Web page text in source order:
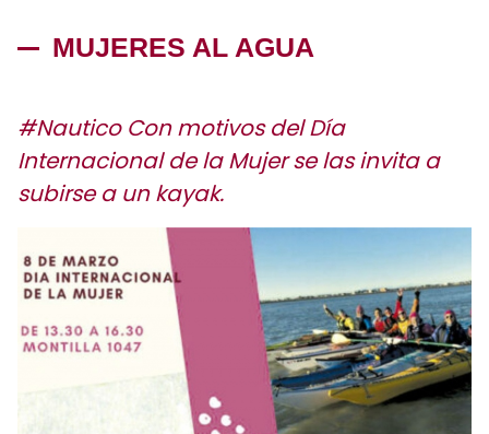
MUJERES AL AGUA
#Nautico Con motivos del Día
Internacional de la Mujer se las invita a
subirse a un kayak.